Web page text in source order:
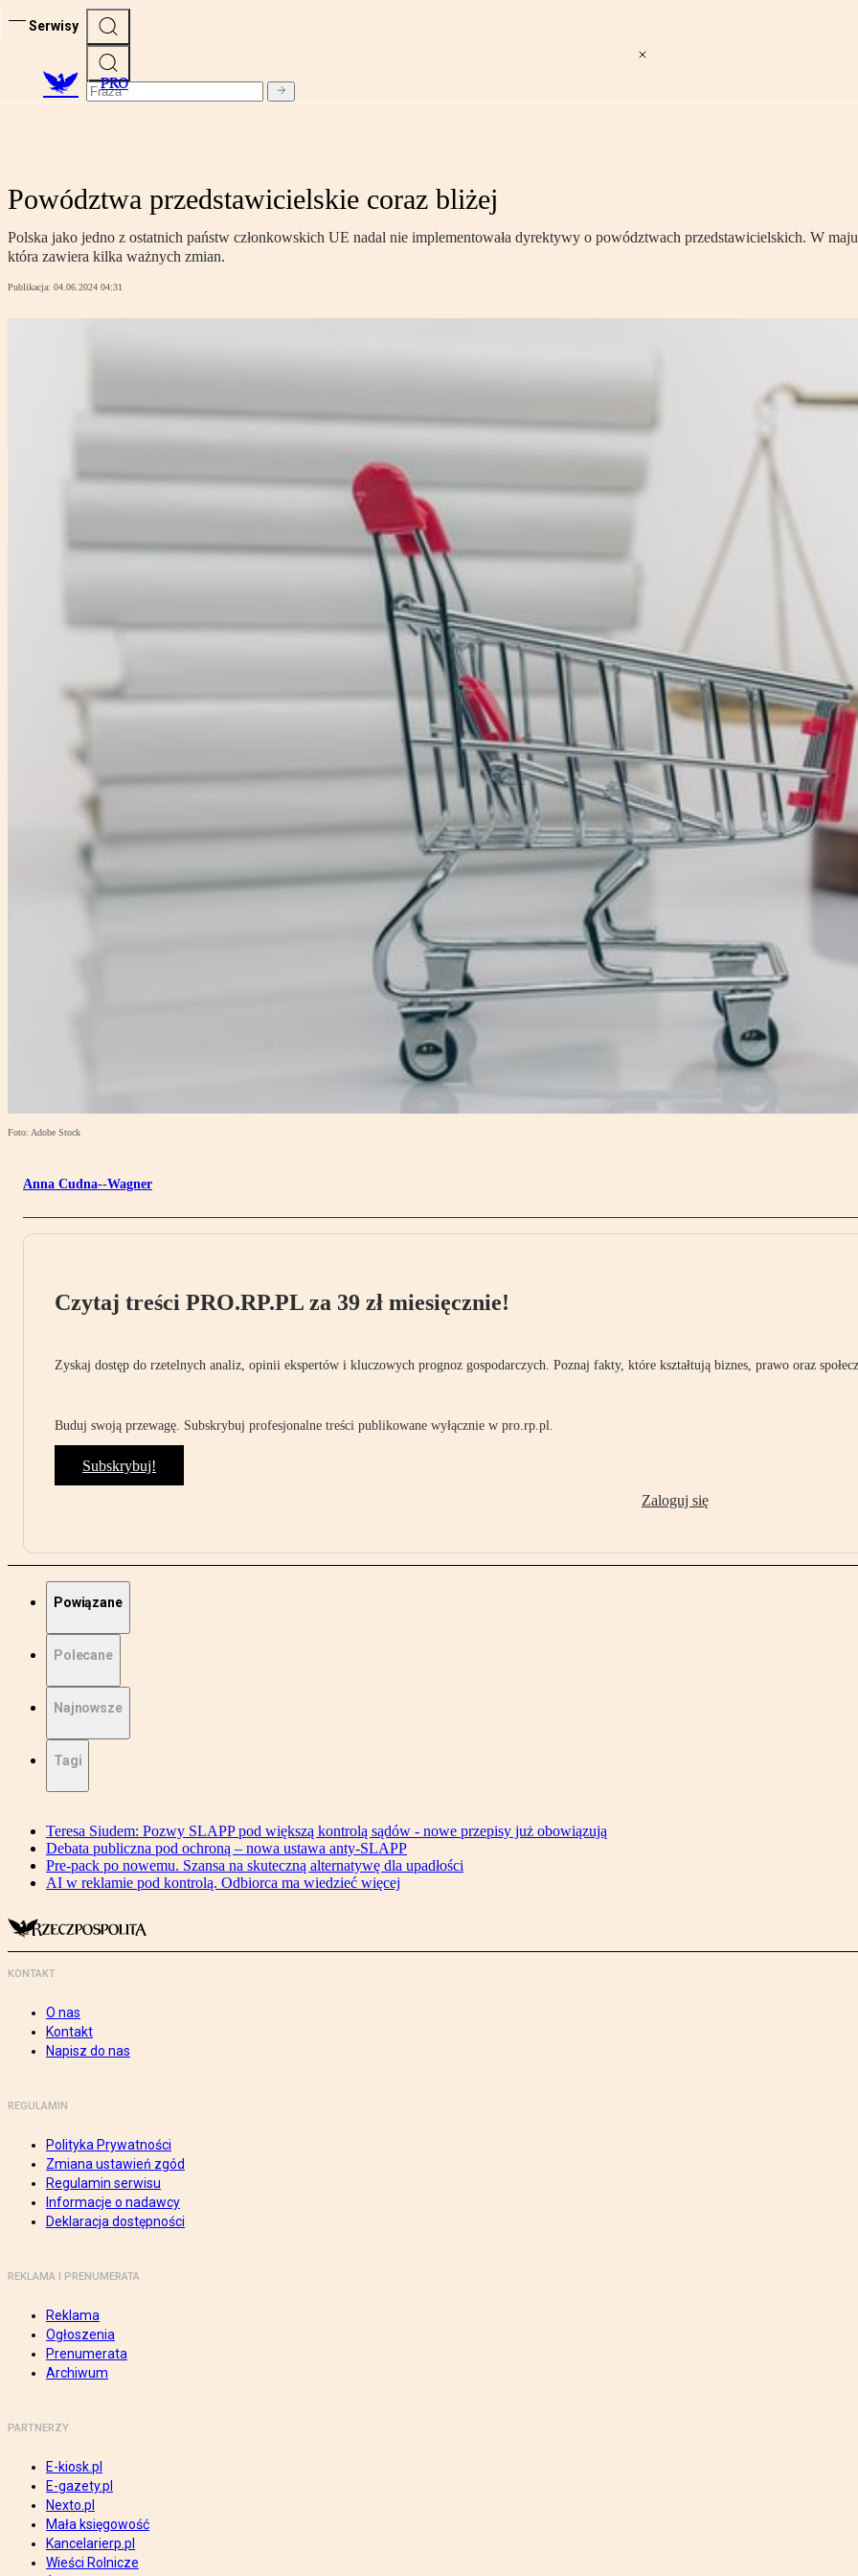
Serwisy
PRO
Powództwa przedstawicielskie coraz bliżej
Polska jako jedno z ostatnich państw członkowskich UE nadal nie implementowała dyrektywy o powództwach przedstawicielskich. W
która zawiera kilka ważnych zmian.
Publikacja: 04.06.2024 04:31
Foto: Adobe Stock
Anna Cudna--Wagner
Czytaj treści PRO.RP.PL za 39 zł miesięcznie!
Zyskaj dostęp do rzetelnych analiz, opinii ekspertów i kluczowych prognoz gospodarczych. Poznaj fakty, które kształtują biznes, prawo oraz
Buduj swoją przewagę. Subskrybuj profesjonalne treści publikowane wyłącznie w pro.rp.pl.
Subskrybuj!
Zaloguj się
Powiązane
Polecane
Najnowsze
Tagi
Teresa Siudem: Pozwy SLAPP pod większą kontrolą sądów - nowe przepisy już obowiązują
Debata publiczna pod ochroną – nowa ustawa anty-SLAPP
Pre-pack po nowemu. Szansa na skuteczną alternatywę dla upadłości
AI w reklamie pod kontrolą. Odbiorca ma wiedzieć więcej
KONTAKT
O nas
Kontakt
Napisz do nas
REGULAMIN
Polityka Prywatności
Zmiana ustawień zgód
Regulamin serwisu
Informacje o nadawcy
Deklaracja dostępności
REKLAMA I PRENUMERATA
Reklama
Ogłoszenia
Prenumerata
Archiwum
PARTNERZY
E-kiosk.pl
E-gazety.pl
Nexto.pl
Mała księgowość
Kancelarierp.pl
Wieści Rolnicze